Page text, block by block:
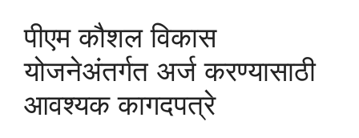
पीएम कौशल विकास
योजनेअंतर्गत अर्ज करण्यासाठी
आवश्यक कागदपत्रे